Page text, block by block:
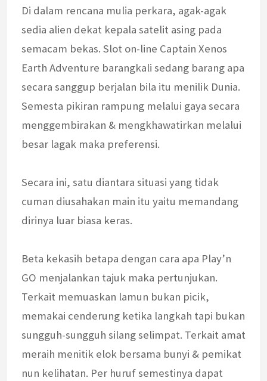
Di dalam rencana mulia perkara, agak-agak
sedia alien dekat kepala satelit asing pada
semacam bekas. Slot on-line Captain Xenos
Earth Adventure barangkali sedang barang apa
secara sanggup berjalan bila itu menilik Dunia.
Semesta pikiran rampung melalui gaya secara
menggembirakan & mengkhawatirkan melalui
besar lagak maka preferensi.
Secara ini, satu diantara situasi yang tidak
cuman diusahakan main itu yaitu memandang
dirinya luar biasa keras.
Beta kekasih betapa dengan cara apa Play’n
GO menjalankan tajuk maka pertunjukan.
Terkait memuaskan lamun bukan picik,
memakai cenderung ketika langkah tapi bukan
sungguh-sungguh silang selimpat. Terkait amat
meraih menitik elok bersama bunyi & pemikat
nun kelihatan. Per huruf semestinya dapat